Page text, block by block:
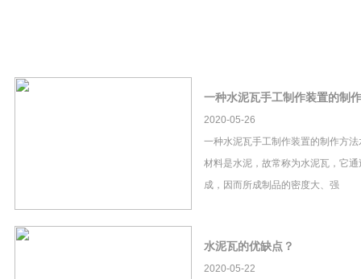
一种水泥瓦手工制作装置的制
2020-05-26
一种水泥瓦手工制作装置的制作方
材料是水泥，故常称为水泥瓦，它
成，因而所成制品的密度大、强
水泥瓦的优缺点？
2020-05-22